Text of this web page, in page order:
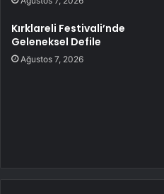
Kırklareli Festivali’nde
Geleneksel Defile
Ağustos 7, 2026